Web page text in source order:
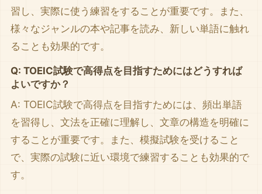
習し、実際に使う練習をすることが重要です。また、
様々なジャンルの本や記事を読み、新しい単語に触れ
ることも効果的です。
Q: TOEIC試験で高得点を目指すためにはどうすれば
よいですか？
A: TOEIC試験で高得点を目指すためには、頻出単語
を習得し、文法を正確に理解し、文章の構造を明確に
することが重要です。また、模擬試験を受けること
で、実際の試験に近い環境で練習することも効果的で
す。